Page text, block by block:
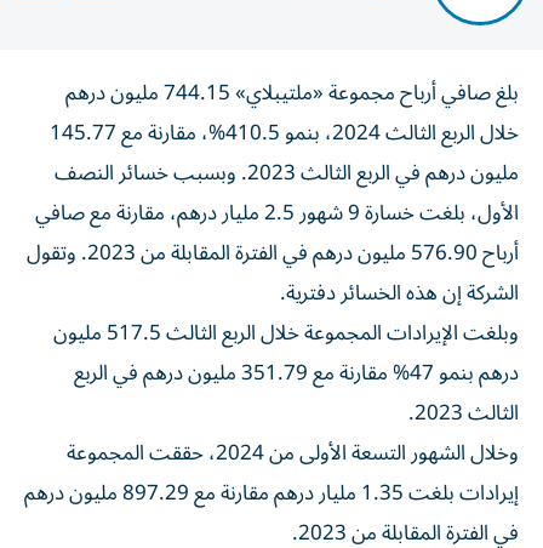
بلغ صافي أرباح مجموعة «ملتيبلاي» 744.15 مليون درهم
خلال الربع الثالث 2024، بنمو 410.5%، مقارنة مع 145.77
مليون درهم في الربع الثالث 2023. وبسبب خسائر النصف
الأول، بلغت خسارة 9 شهور 2.5 مليار درهم، مقارنة مع صافي
أرباح 576.90 مليون درهم في الفترة المقابلة من 2023. وتقول
الشركة إن هذه الخسائر دفترية.
وبلغت الإيرادات المجموعة خلال الربع الثالث 517.5 مليون
درهم بنمو 47% مقارنة مع 351.79 مليون درهم في الربع
الثالث 2023.
وخلال الشهور التسعة الأولى من 2024، حققت المجموعة
إيرادات بلغت 1.35 مليار درهم مقارنة مع 897.29 مليون درهم
في الفترة المقابلة من 2023.